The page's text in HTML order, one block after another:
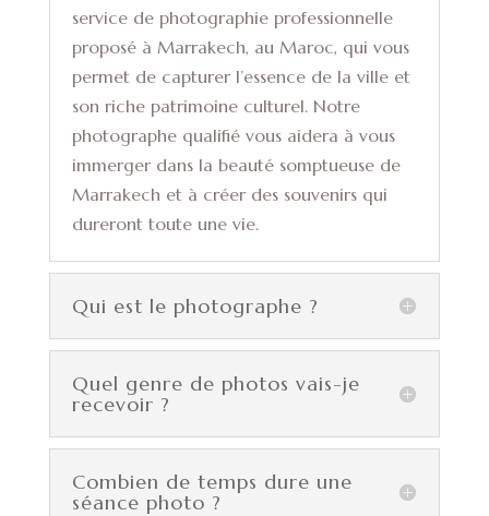
service de photographie professionnelle
proposé à Marrakech, au Maroc, qui vous
permet de capturer l’essence de la ville et
son riche patrimoine culturel. Notre
photographe qualifié vous aidera à vous
immerger dans la beauté somptueuse de
Marrakech et à créer des souvenirs qui
dureront toute une vie.
Qui est le photographe ?
Quel genre de photos vais-je
recevoir ?
Combien de temps dure une
séance photo ?